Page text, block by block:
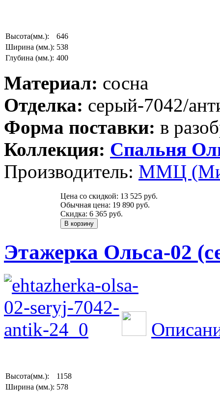
Высота(мм.):
646
Ширина (мм.): 538
Глубина (мм.): 400
Материал: сосна
Отделка: серый-7042/
Форма поставки: в
Коллекция: Спальня
Производитель: ММЦ
Цена со скидкой: 13 525 руб.
Обычная цена: 19 890 руб.
Скидка: 6 365 руб.
Этажерка Ольса-02
Высота(мм.):
1158
Ширина (мм.): 578